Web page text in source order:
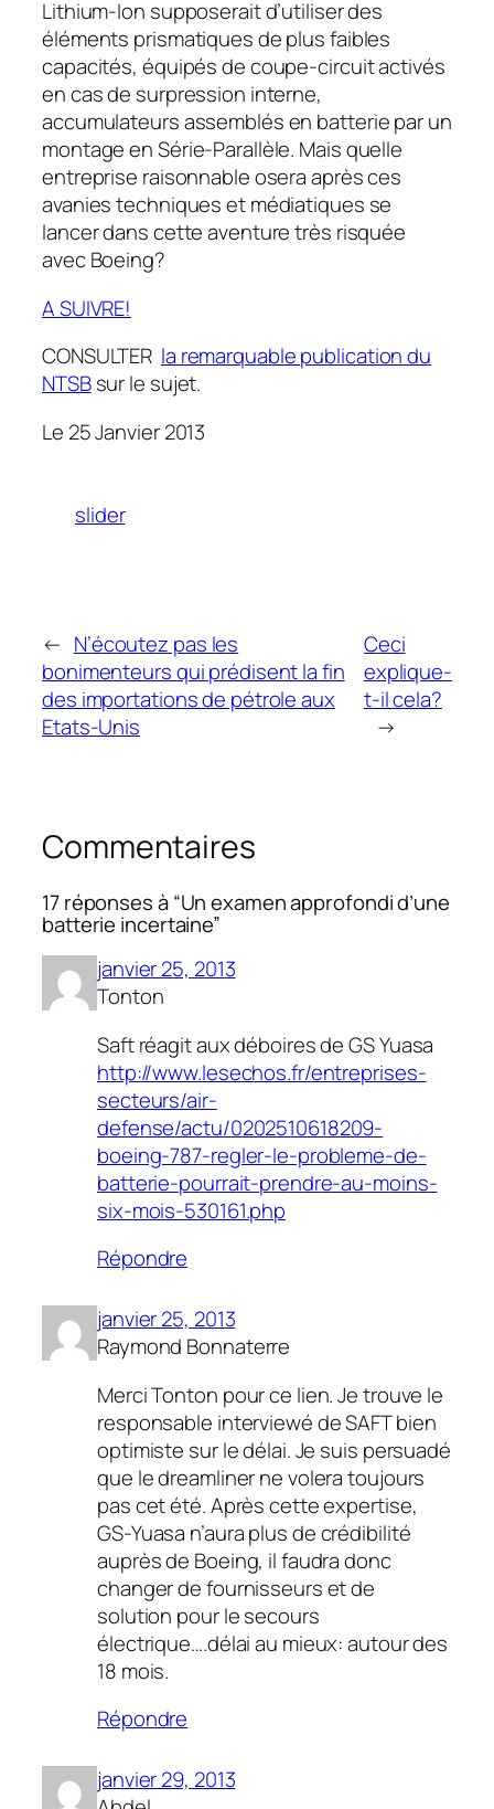
Lithium-Ion supposerait d’utiliser des
éléments prismatiques de plus faibles
capacités, équipés de coupe-circuit activés
en cas de surpression interne,
accumulateurs assemblés en batterie par un
montage en Série-Parallèle. Mais quelle
entreprise raisonnable osera après ces
avanies techniques et médiatiques se
lancer dans cette aventure très risquée
avec Boeing?
A SUIVRE!
CONSULTER la remarquable publication du
NTSBsur le sujet.
Le 25 Janvier 2013
slider
← N’écoutez pas les
bonimenteurs qui prédisent la fin
des importations de pétrole aux
Etats-Unis
Ceci
explique-
t-il cela?
→
Commentaires
17 réponses à “Un examen approfondi d’une
batterie incertaine”
janvier 25, 2013
Tonton
Saft réagit aux déboires de GS Yuasa
http://www.lesechos.fr/entreprises-
secteurs/air-
defense/actu/0202510618209-
boeing-787-regler-le-probleme-de-
batterie-pourrait-prendre-au-moins-
six-mois-530161.php
Répondre
janvier 25, 2013
Raymond Bonnaterre
Merci Tonton pour ce lien. Je trouve le
responsable interviewé de SAFT bien
optimiste sur le délai. Je suis persuadé
que le dreamliner ne volera toujours
pas cet été. Après cette expertise,
GS-Yuasa n’aura plus de crédibilité
auprès de Boeing, il faudra donc
changer de fournisseurs et de
solution pour le secours
électrique….délai au mieux: autour des
18 mois.
Répondre
janvier 29, 2013